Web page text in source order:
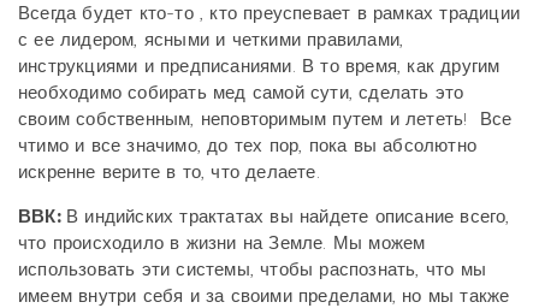
Всегда будет кто-то , кто преуспевает в рамках традиции
с ее лидером, ясными и четкими правилами,
инструкциями и предписаниями. В то время, как другим
необходимо собирать мед самой сути, сделать это
своим собственным, неповторимым путем и лететь! Все
чтимо и все значимо, до тех пор, пока вы абсолютно
искренне верите в то, что делаете.
ВВК: В индийских трактатах вы найдете описание всего,
что происходило в жизни на Земле. Мы можем
использовать эти системы, чтобы распознать, что мы
имеем внутри себя и за своими пределами, но мы также